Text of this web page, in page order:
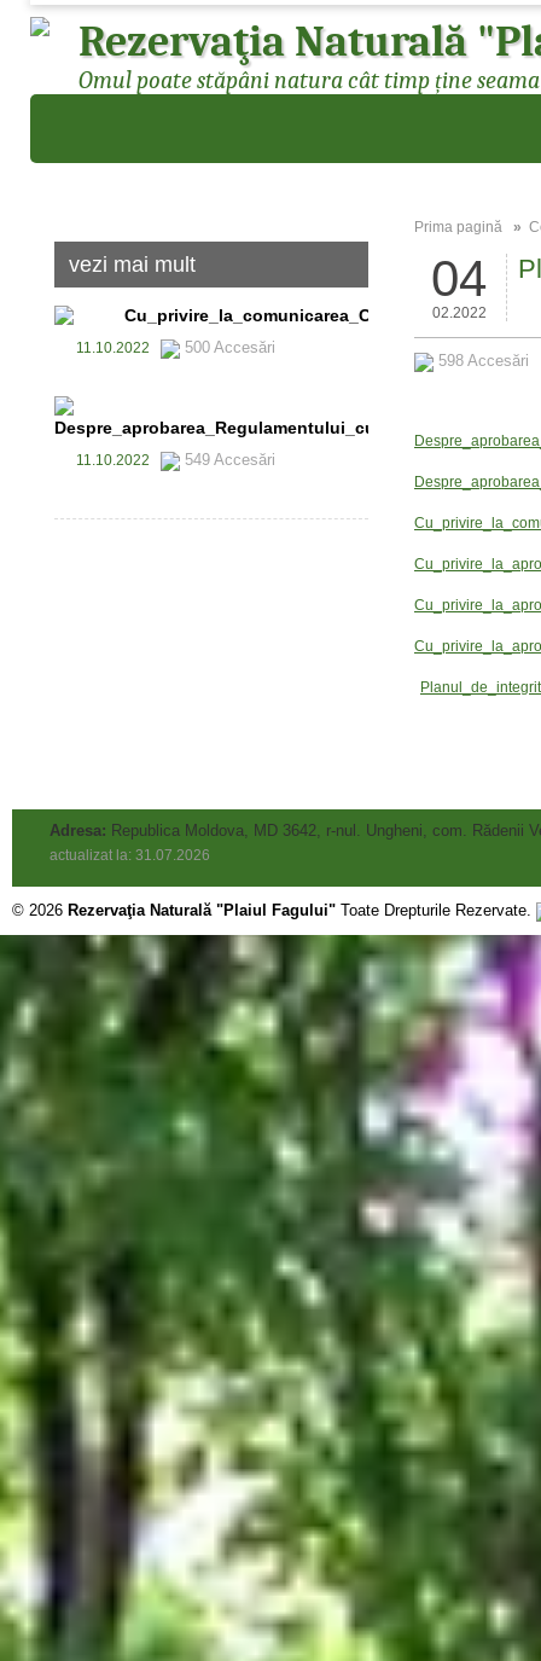
Rezervaţia Naturală
Omul poate stăpâni natura cât timp ține
vezi mai mult
11.10.2022 500 Accesări
11.10.2022 549 Accesări
Prima pagină »
04
02.2022
598 Accesări
Adresa: Republica Moldova, MD 3642, r-nul. Ungheni, com. Rădenii
actualizat la: 31.07.2026
© 2026 Rezervaţia Naturală "Plaiul Fagului" Toate Drepturile Rezervate.